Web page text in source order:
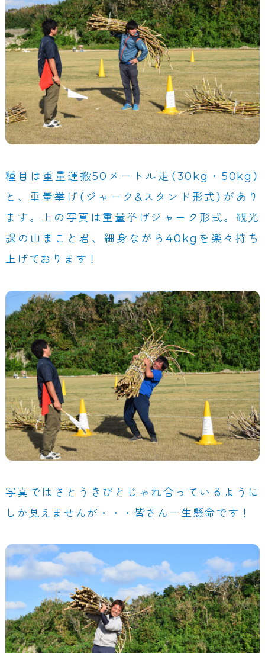
種目は重量運搬50メートル走（30kg・50kg）
と、重量挙げ（ジャーク&スタンド形式）があり
ます。上の写真は重量挙げジャーク形式。観光
課の山まこと君、細身ながら40kgを楽々持ち
上げております！
写真ではさとうきびとじゃれ合っているように
しか見えませんが・・・皆さん一生懸命です！